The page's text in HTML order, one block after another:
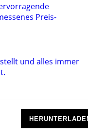
Preis-
und alles immer
Ich kann nur
aber diese sind...